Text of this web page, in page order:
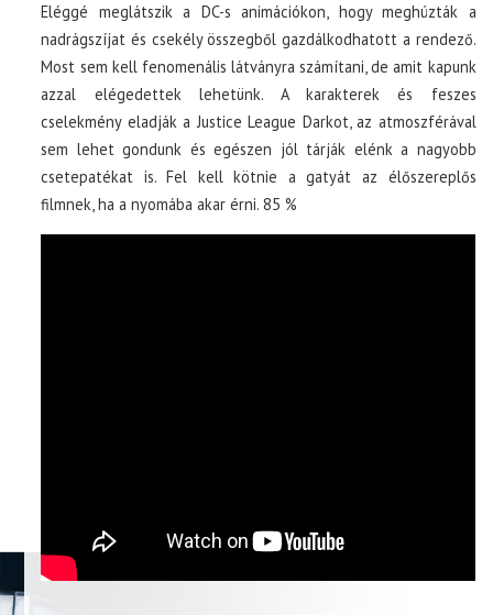
Eléggé meglátszik a DC-s animációkon, hogy meghúzták a
nadrágszíjat és csekély összegből gazdálkodhatott a rendező.
Most sem kell fenomenális látványra számítani, de amit kapunk
azzal elégedettek lehetünk. A karakterek és feszes
cselekmény eladják a Justice League Darkot, az atmoszférával
sem lehet gondunk és egészen jól tárják elénk a nagyobb
csetepatékat is. Fel kell kötnie a gatyát az élőszereplős
filmnek, ha a nyomába akar érni. 85 %